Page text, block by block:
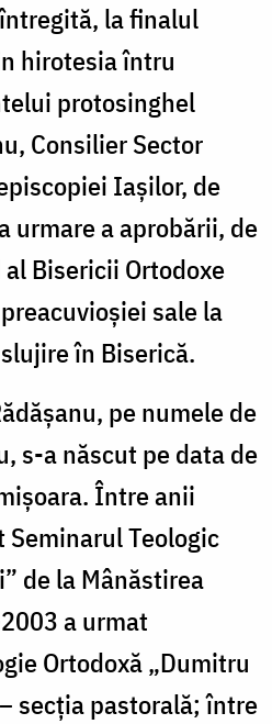
la finalul
hirotesia întru
protosinghel
Consilier Sector
Iașilor, de
urmare a aprobării, de
Bisericii Ortodoxe
sale la
în Biserică.
pe numele de
s-a născut pe data de
Între anii
Teologic
de la Mânăstirea
a urmat
Ortodoxă „Dumitru
secţia pastorală; între